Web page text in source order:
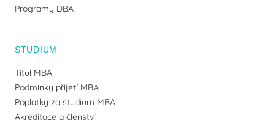
Programy DBA
STUDIUM
Titul MBA
Podmínky přijetí MBA
Poplatky za studium MBA
Akreditace a členství